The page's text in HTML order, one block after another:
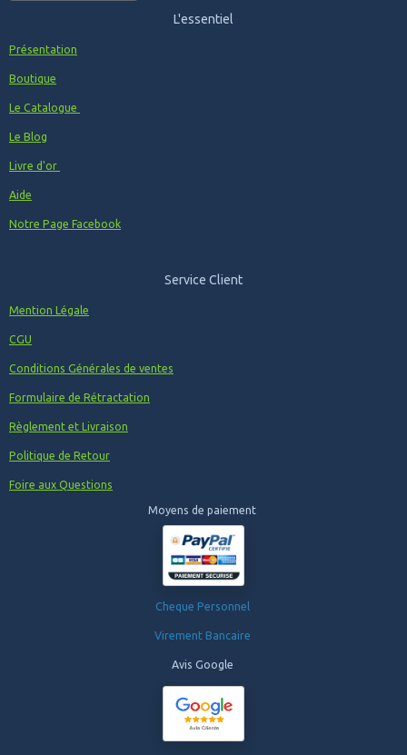
L'essentiel
Présentation
Boutique
Le Catalogue
Le Blog
Livre d'or
Aide
Notre Page Facebook
Service Client
Mention Légale
CGU
Conditions Générales de ventes
Formulaire de Rétractation
Règlement et Livraison
Politique de Retour
Foire aux Questions
Moyens de paiement
Cheque Personnel
Virement Bancaire
Avis Google